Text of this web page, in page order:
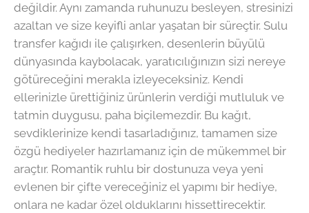
değildir. Aynı zamanda ruhunuzu besleyen, stresinizi
azaltan ve size keyifli anlar yaşatan bir süreçtir. Sulu
transfer kağıdı ile çalışırken, desenlerin büyülü
dünyasında kaybolacak, yaratıcılığınızın sizi nereye
götüreceğini merakla izleyeceksiniz. Kendi
ellerinizle ürettiğiniz ürünlerin verdiği mutluluk ve
tatmin duygusu, paha biçilemezdir. Bu kağıt,
sevdiklerinize kendi tasarladığınız, tamamen size
özgü hediyeler hazırlamanız için de mükemmel bir
araçtır. Romantik ruhlu bir dostunuza veya yeni
evlenen bir çifte vereceğiniz el yapımı bir hediye,
onlara ne kadar özel olduklarını hissettirecektir.